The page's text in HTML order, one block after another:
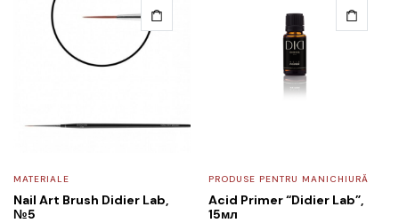
MATERIALE
Nail Art Brush Didier Lab,
№5
PRODUSE PENTRU MANICHIURĂ
Acid Primer “Didier Lab”,
15мл